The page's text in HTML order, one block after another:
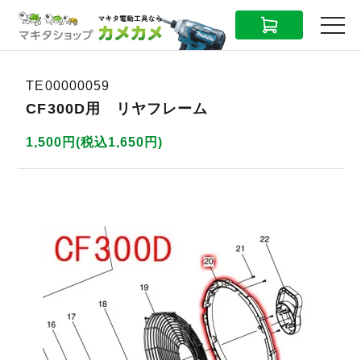
CART MENU
TE00000059
CF300D用 リヤフレーム
1,500円(税込1,650円)